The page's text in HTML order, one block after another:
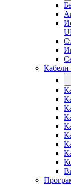
Кабели